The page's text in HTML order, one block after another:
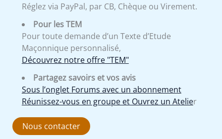
Réglez via PayPal, par CB, Chèque ou Virement.
Pour les TEM
Pour toute demande d’un Texte d’Etude
Maçonnique personnalisé,
Découvrez notre offre "TEM"
Partagez savoirs et vos avis
Sous l’onglet Forums avec un abonnement
Réunissez-vous en groupe et Ouvrez un Atelier
Nous contacter